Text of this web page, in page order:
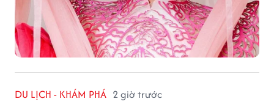
DU LỊCH - KHÁM PHÁ 2 giờ trước